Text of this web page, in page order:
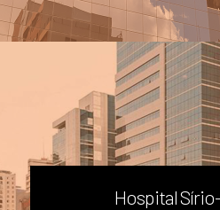
Hospital